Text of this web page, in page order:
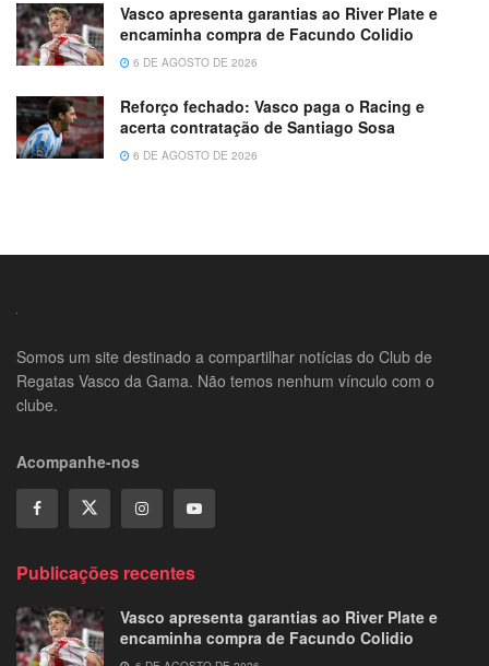
Vasco apresenta garantias ao River Plate e
encaminha compra de Facundo Colidio
6 DE AGOSTO DE 2026
Reforço fechado: Vasco paga o Racing e
acerta contratação de Santiago Sosa
6 DE AGOSTO DE 2026
Somos um site destinado a compartilhar notícias do Club de
Regatas Vasco da Gama. Não temos nenhum vínculo com o
clube.
Acompanhe-nos
Publicações recentes
Vasco apresenta garantias ao River Plate e
encaminha compra de Facundo Colidio